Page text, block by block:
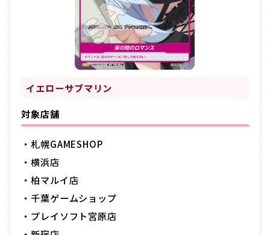
イエローサブマリン
対象店舗
・札幌GAMESHOP
・横浜店
・柏マルイ店
・千葉ゲームショップ
・プレイソフト宮原店